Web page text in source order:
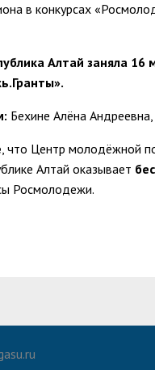
в конкурсах
Алтай заняла
Бехине Алёна
, что Центр молодёжной
Алтай оказывает
Росмолодежи.